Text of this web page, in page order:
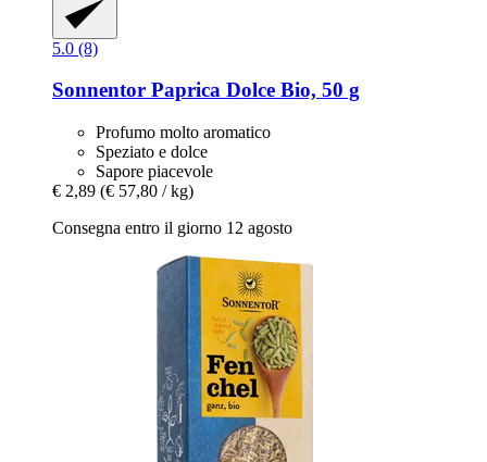
5.0 (8)
Sonnentor Paprica Dolce Bio, 50 g
Profumo molto aromatico
Speziato e dolce
Sapore piacevole
€ 2,89 (€ 57,80 / kg)
Consegna entro il giorno 12 agosto